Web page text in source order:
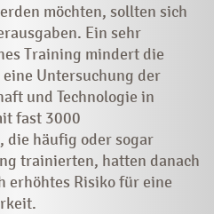
möchten, sollten sich
Ein sehr
Training mindert die
Untersuchung der
und Technologie in
fast 3000
die häufig oder sogar
trainierten, hatten danach
erhöhtes Risiko für eine